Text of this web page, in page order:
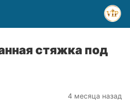
стяжка под
4 месяца назад